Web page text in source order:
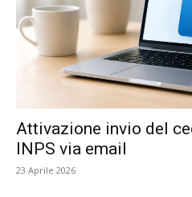
Attivazione invio del
INPS via email
23 Aprile 2026